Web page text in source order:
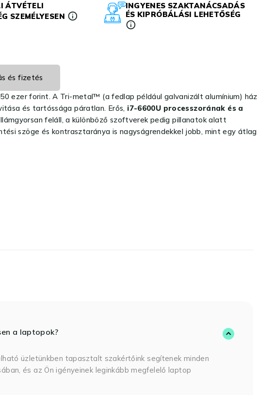
ÁTVÉTELI
SZEMÉLYESEN
INGYENES SZAKTANÁCSADÁS
ÉS KIPRÓBÁLÁSI LEHETŐSÉG
és fizetés
ezer forint. A Tri-metal™ (a fedlap például galvanizált alumínium) ház
és tartóssága páratlan. Erős, i7-6600U processzorának és a
feláll, a különböző szoftverek pedig pillanatok alatt
szöge és kontrasztaránya is nagyságrendekkel jobb, mint egy átlag
a laptopok?
üzletünkben tapasztalt szakértőink segítenek minden
és az Ön igényeinek leginkább megfelelő laptop